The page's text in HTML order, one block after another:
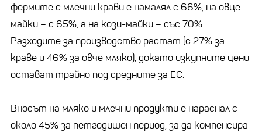
фермите с млечни крави е намалял с 66%, на овце-
майки – с 65%, а на кози-майки – със 70%.
Разходите за производство растат (с 27% за
краве и 46% за овче мляко), докато изкупните цени
остават трайно под средните за ЕС.
Вносът на мляко и млечни продукти е нараснал с
около 45% за петгодишен период, за да компенсира